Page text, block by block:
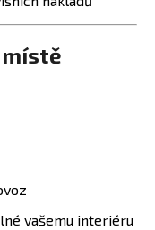
místě
vašemu interiéru